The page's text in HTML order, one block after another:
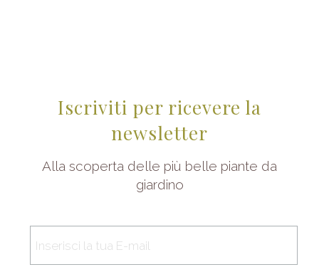
Iscriviti per ricevere la
newsletter
Alla scoperta delle più belle piante da
giardino